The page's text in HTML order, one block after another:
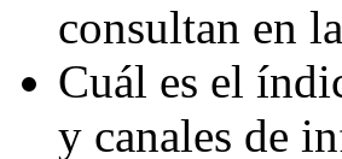
consultan en
Cuál es el
y canales de